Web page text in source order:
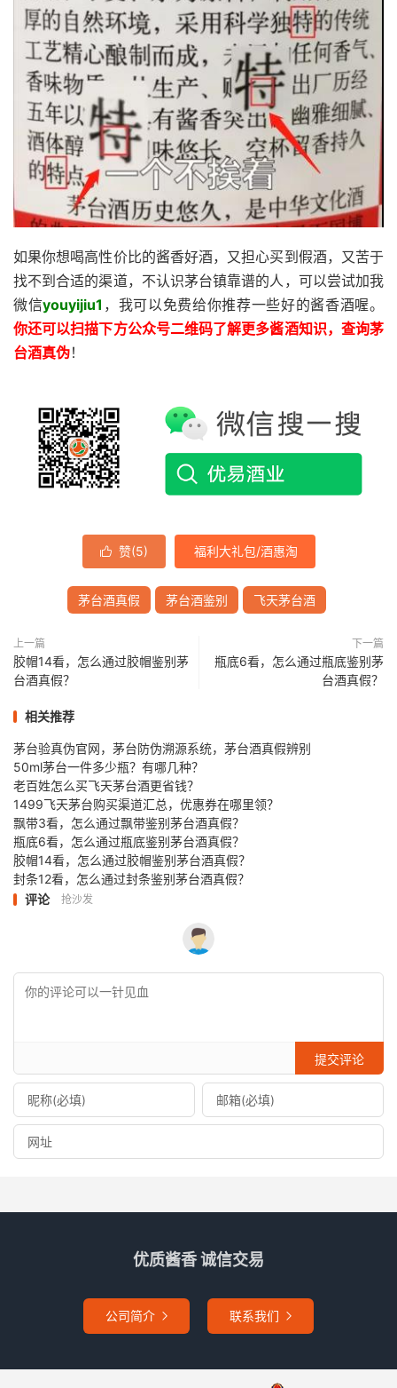
如果你想喝高性价比的酱香好酒，又担心买到假酒，又苦于
找不到合适的渠道，不认识茅台镇靠谱的人，可以尝试加我
微信youyijiu1 ，我可以免费给你推荐一些好的酱香酒喔。
你还可以扫描下方公众号二维码了解更多酱酒知识，查询茅
台酒真伪！
 赞(5) 福利大礼包/酒惠淘
茅台酒真假 茅台酒鉴别 飞天茅台酒
上一篇
胶帽14看，怎么通过胶帽鉴别茅
台酒真假？
下一篇
瓶底6看，怎么通过瓶底鉴别茅
台酒真假？
相关推荐
茅台验真伪官网，茅台防伪溯源系统，茅台酒真假辨别
50ml茅台一件多少瓶？有哪几种？
老百姓怎么买飞天茅台酒更省钱？
1499飞天茅台购买渠道汇总，优惠券在哪里领？
飘带3看，怎么通过飘带鉴别茅台酒真假？
瓶底6看，怎么通过瓶底鉴别茅台酒真假？
胶帽14看，怎么通过胶帽鉴别茅台酒真假？
封条12看，怎么通过封条鉴别茅台酒真假？
评论
抢沙发
提交评论
优质酱香 诚信交易
公司简介  联系我们 